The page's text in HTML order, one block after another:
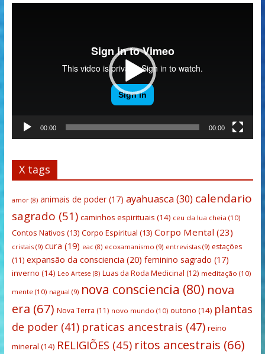
00:00 00:00
X tags
amor(8) animais de poder(17) ayahuasca(30) calendario
sagrado (51) caminhos espirituais (14) ceu da lua cheia (10)
Contos Nativos (13) Corpo Espiritual (13) Corpo Mental (23)
cristais(9) cura (19) eac(8) ecoxamanismo (9) entrevistas(9) estações
(11) expansão da consciencia (20) feminino sagrado (17)
inverno (14) Leo Artese (8) Luas da Roda Medicinal (12) meditação (10)
mente(10) nagual (9) nova consciencia (80) nova
era (67) Nova Terra (11) novo mundo (10) outono (14) plantas
de poder(41) praticas ancestrais (47) reino
mineral (14) RELIGIÕES (45) ritos ancestrais (66)